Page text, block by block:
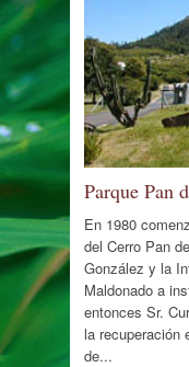
Parque Pan
En 1980
del Cerro Pan
González y la
Maldonado a
entonces Sr.
la recuperación
de...